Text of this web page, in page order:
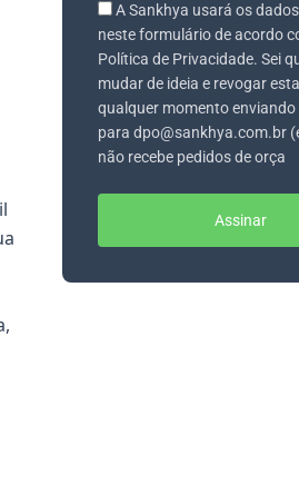
A Sankhya usará os
neste formulário de acordo
Política de Privacidade. Sei
mudar de ideia e revogar
qualquer momento enviando
para dpo@sankhya.com.br
não recebe pedidos de orça
Assinar